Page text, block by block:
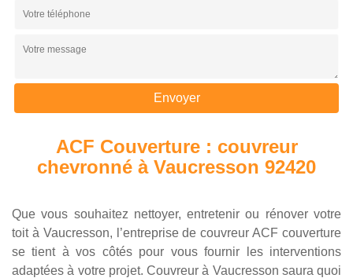
ACF Couverture : couvreur
chevronné à Vaucresson 92420
Que vous souhaitez nettoyer, entretenir ou rénover votre
toit à Vaucresson, l’entreprise de couvreur ACF couverture
se tient à vos côtés pour vous fournir les interventions
adaptées à votre projet. Couvreur à Vaucresson saura quoi